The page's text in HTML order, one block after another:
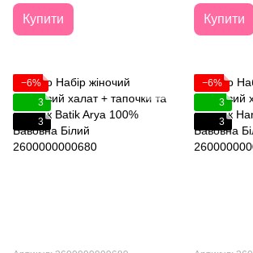
Купити Купити
−6%
3
3
−6%
3
3